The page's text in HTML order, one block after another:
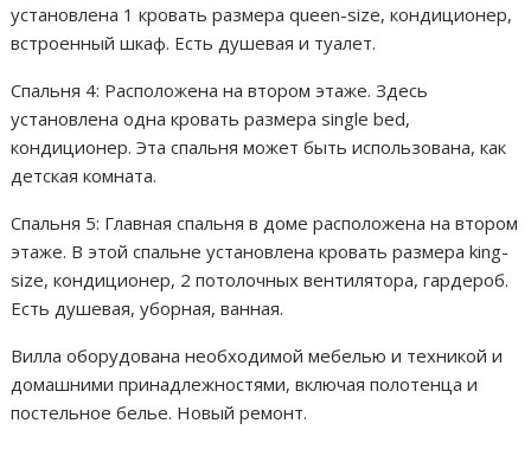
установлена 1 кровать размера queen-size, кондиционер,
встроенный шкаф. Есть душевая и туалет.
Спальня 4: Расположена на втором этаже. Здесь
установлена одна кровать размера single bed,
кондиционер. Эта спальня может быть использована, как
детская комната.
Спальня 5: Главная спальня в доме расположена на втором
этаже. В этой спальне установлена кровать размера king-
size, кондиционер, 2 потолочных вентилятора, гардероб.
Есть душевая, уборная, ванная.
Вилла оборудована необходимой мебелью и техникой и
домашними принадлежностями, включая полотенца и
постельное белье. Новый ремонт.